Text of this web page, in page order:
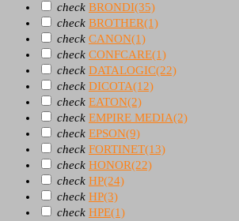
check BRONDI(35)
check BROTHER(1)
check CANON(1)
check CONFCARE(1)
check DATALOGIC(22)
check DICOTA(12)
check EATON(2)
check EMPIRE MEDIA(2)
check EPSON(9)
check FORTINET(13)
check HONOR(22)
check HP(24)
check HP(3)
check HPE(1)